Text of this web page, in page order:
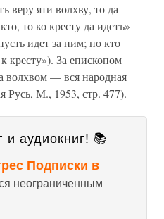
веру яти волхву, то да
то ко кресту да идетъ»
идет за ним; но кто
кресту»). За епископом
волхвом — вся народная
Русь, М., 1953, стр. 477).
и аудиокниг! 📚
Подписки в
неограниченным